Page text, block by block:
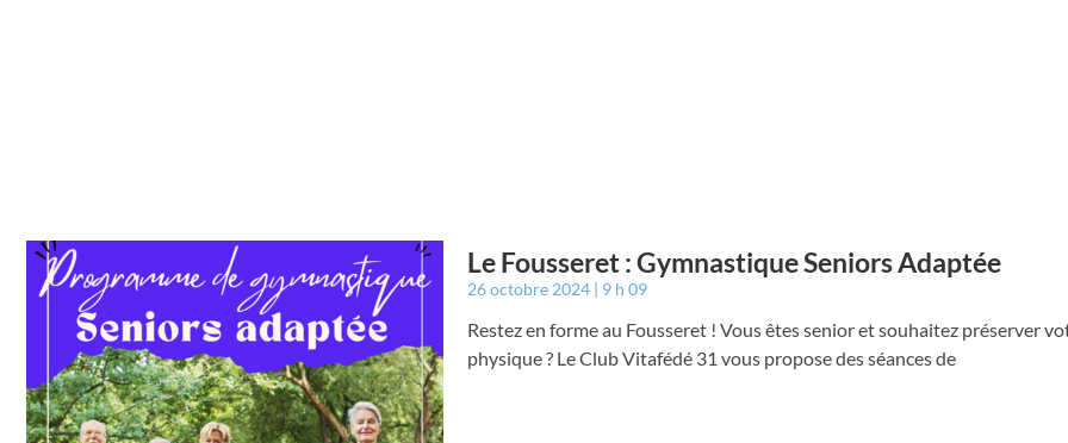
Le Fousseret : Gymnastique Seniors Adaptée
26 octobre 2024 9 h 09
Restez en forme au Fousseret ! Vous êtes senior et souhaitez préserver
physique ? Le Club Vitafédé 31 vous propose des séances de